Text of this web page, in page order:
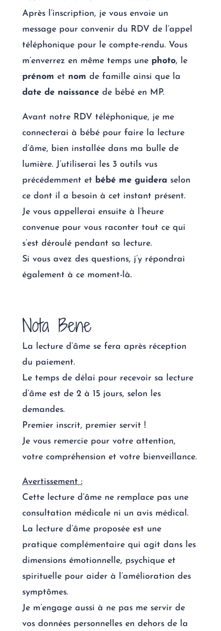
Après l’inscription, je vous envoie un
message pour convenir du RDV de l’appel
téléphonique pour le compte-rendu. Vous
m’enverrez en même temps une photo, le
prénom et nom de famille ainsi que la
date de naissancede bébé en MP.
Avant notre RDV téléphonique, je me
connecterai à bébé pour faire la lecture
d’âme, bien installée dans ma bulle de
lumière. J’utiliserai les 3 outils vus
précédemment et bébé me guidera selon
ce dont il a besoin à cet instant présent.
Je vous appellerai ensuite à l’heure
convenue pour vous racontertout ce qui
s’est déroulé pendant sa lecture.
Si vous avez des questions, j’y répondrai
également à ce moment-là.
Nota Bene
La lecture d’âme se fera aprèsréception
du paiement.
Le temps de délai pour recevoir sa lecture
d’âme est de 2 à 15 jours, selon les
demandes.
Premier inscrit, premier servit !
Je vous remercie pour votre attention,
votre compréhension et votre bienveillance.
Avertissement :
Cette lecture d’âme ne remplace pasune
consultation médicale ni un avis médical.
La lecture d’âme proposée est une
pratique complémentairequi agit dans les
dimensions émotionnelle, psychique et
spirituelle pour aider à l’amélioration des
symptômes.
Je m’engageaussi à ne pas me servir de
vos données personnelles en dehors de la